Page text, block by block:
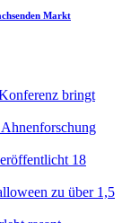
Markt
bringt
18
zu über 1,5